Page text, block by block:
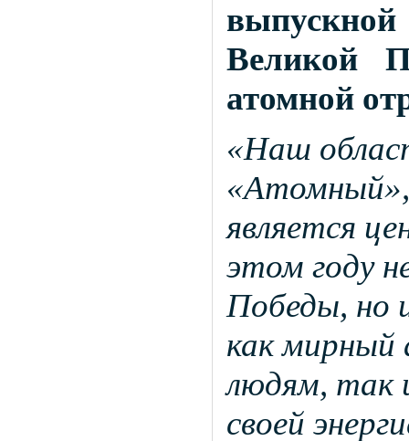
Великой
атомной
«Наш
является
этом году
Победы, но
как мирный
людям, так
своей